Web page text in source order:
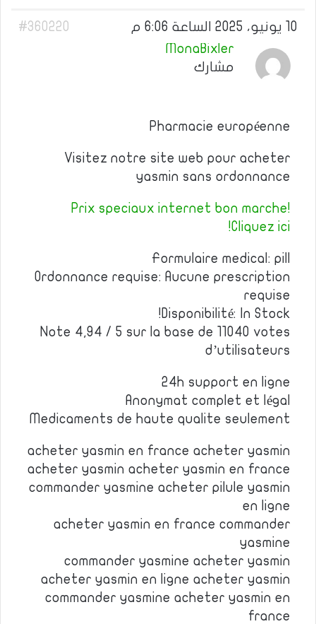
10 يونيو، 2025 الساعة 6:06 م
#360220
MonaBixler
مشارك
Pharmacie européenne
Visitez notre site web pour acheter
yasmin sans ordonnance
Prix speciaux internet bon marche!
Cliquez ici!
Formulaire medical: pill
Ordonnance requise: Aucune prescription
requise
Disponibilité: In Stock!
Note 4,94 / 5 sur la base de 11040 votes
d’utilisateurs
24h support en ligne
Anonymat complet et légal
Medicaments de haute qualite seulement
acheter yasmin en france acheter yasmin
acheter yasmin acheter yasmin en france
commander yasmine acheter pilule yasmin
en ligne
acheter yasmin en france commander
yasmine
commander yasmine acheter yasmin
acheter yasmin en ligne acheter yasmin
commander yasmine acheter yasmin en
france